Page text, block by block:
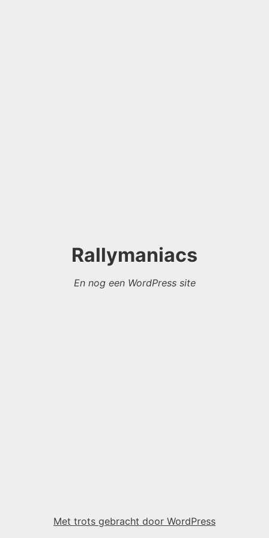
Rallymaniacs
En nog een WordPress site
Met trots gebracht door WordPress